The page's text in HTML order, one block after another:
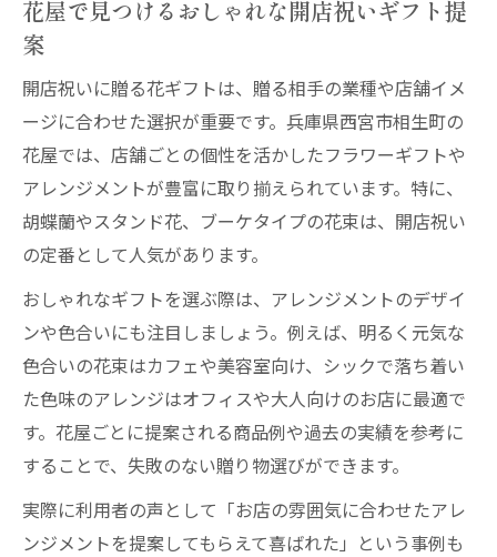
花屋で見つけるおしゃれな開店祝いギフト提
案
開店祝いに贈る花ギフトは、贈る相手の業種や店舗イメ
ージに合わせた選択が重要です。兵庫県西宮市相生町の
花屋では、店舗ごとの個性を活かしたフラワーギフトや
アレンジメントが豊富に取り揃えられています。特に、
胡蝶蘭やスタンド花、ブーケタイプの花束は、開店祝い
の定番として人気があります。
おしゃれなギフトを選ぶ際は、アレンジメントのデザイ
ンや色合いにも注目しましょう。例えば、明るく元気な
色合いの花束はカフェや美容室向け、シックで落ち着い
た色味のアレンジはオフィスや大人向けのお店に最適で
す。花屋ごとに提案される商品例や過去の実績を参考に
することで、失敗のない贈り物選びができます。
実際に利用者の声として「お店の雰囲気に合わせたアレ
ンジメントを提案してもらえて喜ばれた」という事例も